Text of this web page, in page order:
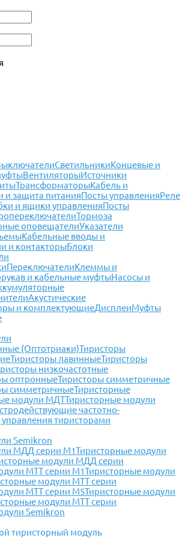
СветильникиКонцевые и
ВентиляторыИсточники
ТрансформаторыКабель и
и защита питанияПосты управленияРеле
и ящики управленияПосты
Тормоза
оповещателиУказатели
Кабельные вводы и
и контакторыБлоки
ПереключателиКлеммы и
и кабельные муфтыНасосы и
Акустические
и комплектующиеДисплеиМуфты
(Оптотриаки)Тиристоры
Тиристоры лавинныеТиристоры
низкочастотные
оптронныеТиристоры симметричные
симметричныеТиристорные
модули МДТТиристорные модули
частотно-
тиристорами
Semikron
МДД серии М1Тиристорные модули
модули МДД серии
МТТ серии М1Тиристорные модули
модули МТТ серии
МТТ серии М5Тиристорные модули
модули МТТ серии
Semikron
тиристорный модуль